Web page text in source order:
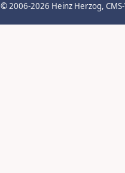
© 2006-2026 Heinz Herzog,